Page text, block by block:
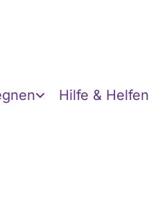
Hilfe & Helfen